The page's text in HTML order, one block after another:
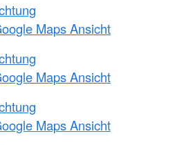
Maps Ansicht
Maps Ansicht
Maps Ansicht